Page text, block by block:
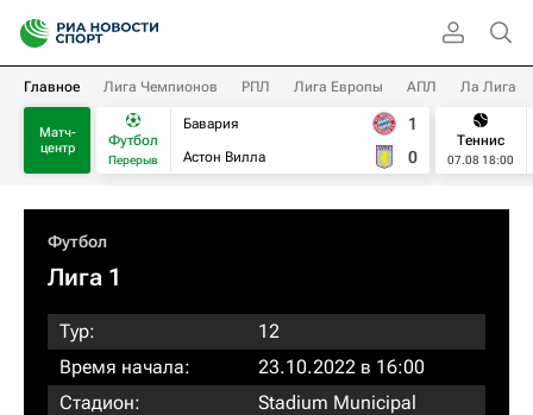
Главное Лига Чемпионов РПЛ Лига Европы АПЛ Ла Лига
Матч-
центр
Футбол
Перерыв
Бавария
Астон Вилла
1
0
Теннис
07.08 18:00
Футбол
Лига 1
Тур:
12
Время начала:
23.10.2022 в 16:00
Стадион:
Stadium Municipal